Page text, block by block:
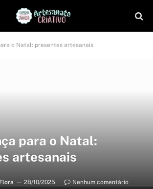
o Natal: presentes artesanais
para o Natal:
artesanais
28/10/2025
Nenhum comentário